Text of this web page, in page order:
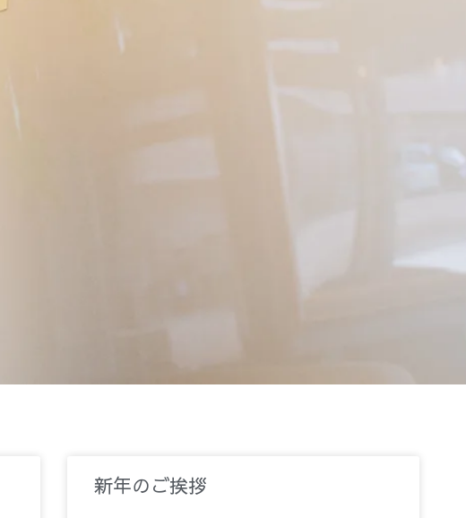
新年のご挨拶